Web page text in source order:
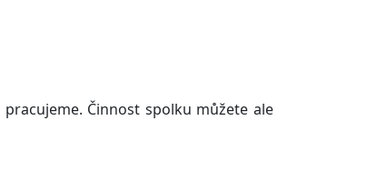
Činnost spolku můžete ale